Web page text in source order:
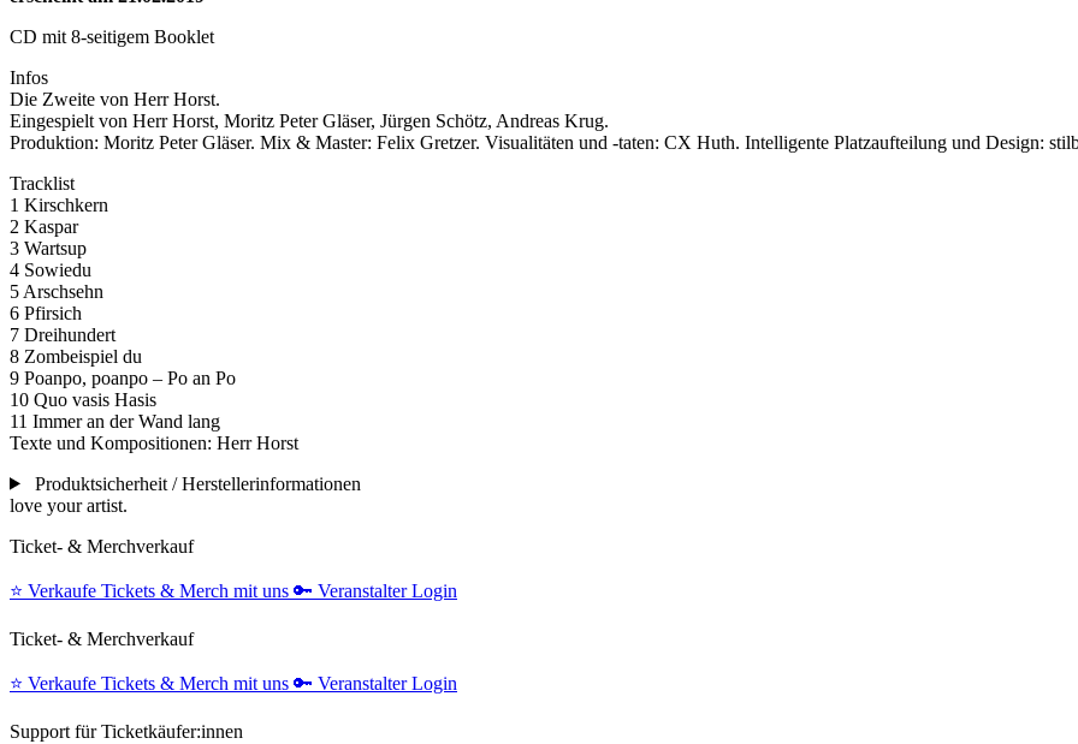
CD mit 8-seitigem Booklet
Infos
Die Zweite von Herr Horst.
Eingespielt von Herr Horst, Moritz Peter Gläser, Jürgen Schötz, Andreas Krug.
Produktion: Moritz Peter Gläser. Mix & Master: Felix Gretzer. Visualitäten und -taten: CX Huth. Intelligente Platzaufteilung und Design:
Tracklist
1 Kirschkern
2 Kaspar
3 Wartsup
4 Sowiedu
5 Arschsehn
6 Pfirsich
7 Dreihundert
8 Zombeispiel du
9 Poanpo, poanpo – Po an Po
10 Quo vasis Hasis
11 Immer an der Wand lang
Texte und Kompositionen: Herr Horst
Produktsicherheit / Herstellerinformationen
love your artist.
Ticket- & Merchverkauf
⭐️ Verkaufe Tickets & Merch mit uns 🔑 Veranstalter Login
Ticket- & Merchverkauf
⭐️ Verkaufe Tickets & Merch mit uns 🔑 Veranstalter Login
Support für Ticketkäufer:innen